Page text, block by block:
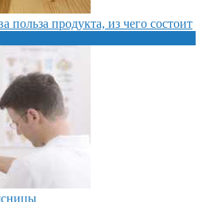
польза продукта, из чего состоит